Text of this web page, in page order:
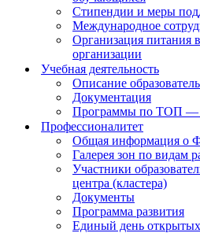
Стипендии и меры
Международное
Организация питания
организации
Учебная деятельность
Описание
Документация
Программы по ТОП —
Профессионалитет
Общая информация о
Галерея зон по видам
Участники
центра (кластера)
Документы
Программа развития
Единый день